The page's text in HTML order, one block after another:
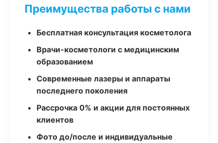
Преимущества работы с нами
Бесплатная консультация косметолога
Врачи-косметологи с медицинским
образованием
Современные лазеры и аппараты
последнего поколения
Рассрочка 0% и акции для постоянных
клиентов
Фото до/после и индивидуальные